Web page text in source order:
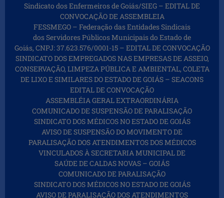
Sindicato dos Enfermeiros de Goiás/SIEG – EDITAL DE
CONVOCAÇÃO DE ASSEMBLEIA
FESSMEGO – Federação das Entidades Sindicais
dos Servidores Públicos Municipais do Estado de
Goiás, CNPJ: 37.623.576/0001-15 – EDITAL DE CONVOCAÇÃO
SINDICATO DOS EMPREGADOS NAS EMPRESAS DE ASSEIO,
CONSERVAÇÃO, LIMPEZA PÚBLICA E AMBIENTAL, COLETA
DE LIXO E SIMILARES DO ESTADO DE GOIÁS – SEACONS
EDITAL DE CONVOCAÇÃO
ASSEMBLÉIA GERAL EXTRAORDINÁRIA
COMUNICADO DE SUSPENSÃO DE PARALISAÇÃO
SINDICATO DOS MÉDICOS NO ESTADO DE GOIÁS
AVISO DE SUSPENSÃO DO MOVIMENTO DE
PARALISAÇÃO DOS ATENDIMENTOS DOS MÉDICOS
VINCULADOS À SECRETARIA MUNICIPAL DE
SAÚDE DE CALDAS NOVAS – GOIÁS
COMUNICADO DE PARALISAÇÃO
SINDICATO DOS MÉDICOS NO ESTADO DE GOIÁS
AVISO DE PARALISAÇÃO DOS ATENDIMENTOS